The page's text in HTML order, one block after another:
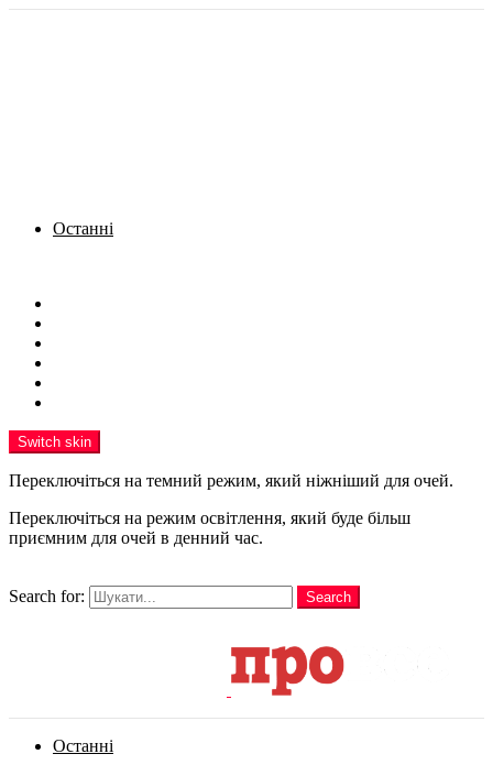
Останні
Switch skin
Переключіться на темний режим, який ніжніший для очей.
Переключіться на режим освітлення, який буде більш
приємним для очей в денний час.
Search for:
Search
Останні